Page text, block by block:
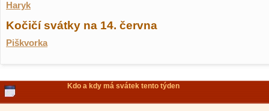
Haryk
Kočičí svátky na 14. června
Piškvorka
Kdo a kdy má svátek tento týden